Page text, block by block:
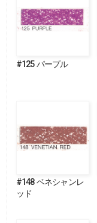
#125 パープル
#148 ベネシャンレ
ッド